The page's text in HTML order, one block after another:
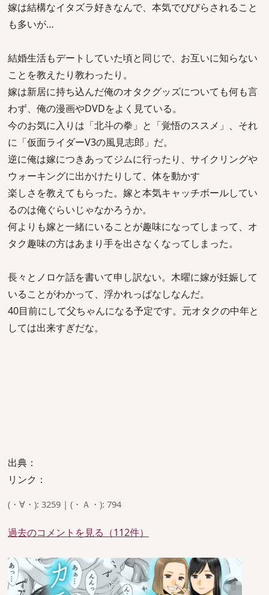
嫁は結構なイタズラ好きなんで、本気でびびらされること
も多いが…
結婚生活もデートしていた頃と同じで、お互いに知らない
ことを教えたり教わったり。
嫁は新居に持ち込んだ俺のオタクグッズについても何も言
わず、俺の漫画やDVDをよく見ている。
今のお気に入りは「北斗の拳」と「覚悟のススメ」、それ
に「仮面ライダーV3の風見志郎」だ。
逆に俺は嫁につきあってジムに行ったり、サイクリングや
ウォーキングに出かけたりして、体を動かす
楽しさを教えてもらった。嫁と本気キャッチボールしてい
るのは俺ぐらいじゃなかろうか。
何よりも嫁と一緒にいることが趣味になってしまって、オ
タク趣味の方はあまり手を出さなくなってしまった。
長々とノロケ話を書いて申し訳ない。木曜に嫁が妊娠して
いることがわかって、浮かれっぱなしなんだ。
40目前にして父ちゃんになる予定です。元オタクの中年と
しては出来すぎだな。
出典：
リンク：
(・∀・): 3259 | (・Ａ・): 794
過去のコメントを見る（112件）